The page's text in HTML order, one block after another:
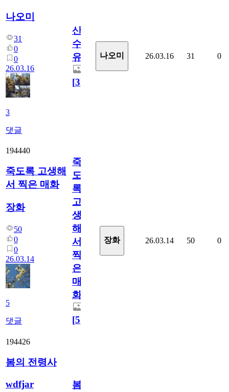
나오미
31
0
0
26.03.16
3
댓글
산
수
유
[3]
나오미 26.03.16 31 0
194440
죽도록 고생해
서 찍은 매화
장화
50
0
0
26.03.14
5
댓글
죽
도
록
고
생
해
서
찍
은
매
화
[5]
장화 26.03.14 50 0
194426
봄의 전령사
wdfjar
봄